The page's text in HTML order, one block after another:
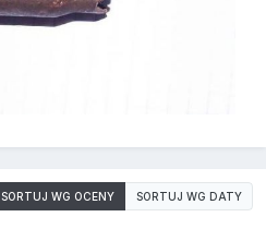
SORTUJ WG OCENY SORTUJ WG DATY